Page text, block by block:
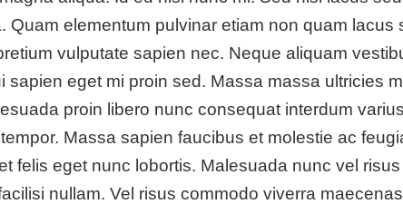
Quam elementum pulvinar etiam non quam lacus
vulputate sapien nec. Neque aliquam
sapien eget mi proin sed. Massa massa ultricies
proin libero nunc consequat interdum
Massa sapien faucibus et molestie ac
felis eget nunc lobortis. Malesuada nunc vel
nullam. Vel risus commodo viverra